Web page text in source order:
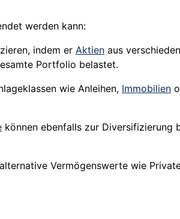
werden kann:
indem er Aktien aus
Portfolio belastet.
wie Anleihen, Immobilien
können ebenfalls zur Diversifizierung
Vermögenswerte wie